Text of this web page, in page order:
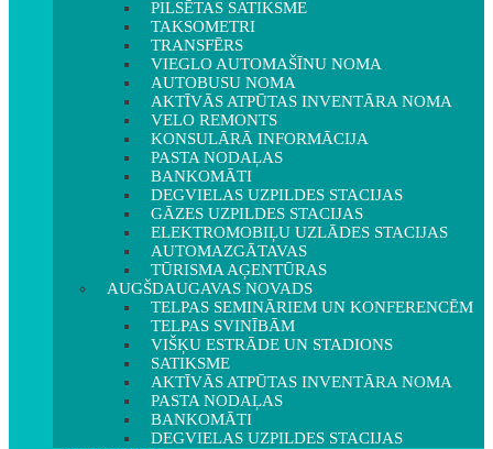
PILSĒTAS SATIKSME
TAKSOMETRI
TRANSFĒRS
VIEGLO AUTOMAŠĪNU NOMA
AUTOBUSU NOMA
AKTĪVĀS ATPŪTAS INVENTĀRA NOMA
VELO REMONTS
KONSULĀRĀ INFORMĀCIJA
PASTA NODAĻAS
BANKOMĀTI
DEGVIELAS UZPILDES STACIJAS
GĀZES UZPILDES STACIJAS
ELEKTROMOBIĻU UZLĀDES STACIJAS
AUTOMAZGĀTAVAS
TŪRISMA AĢENTŪRAS
AUGŠDAUGAVAS NOVADS
TELPAS SEMINĀRIEM UN KONFERENCĒM
TELPAS SVINĪBĀM
VIŠĶU ESTRĀDE UN STADIONS
SATIKSME
AKTĪVĀS ATPŪTAS INVENTĀRA NOMA
PASTA NODAĻAS
BANKOMĀTI
DEGVIELAS UZPILDES STACIJAS